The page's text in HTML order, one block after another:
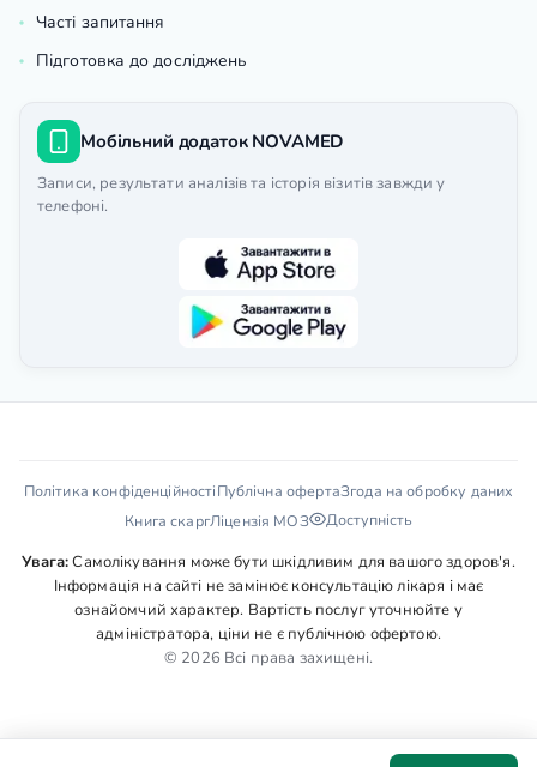
Часті запитання
Підготовка до досліджень
Мобільний додаток NOVAMED
Записи, результати аналізів та історія візитів завжди у
телефоні.
Політика конфіденційностіПублічна офертаЗгода на обробку даних
Книга скаргЛіцензія МОЗ Доступність
Увага:Самолікування може бути шкідливим для вашого здоров'я.
Інформація на сайті не замінює консультацію лікаря і має
ознайомчий характер. Вартість послуг уточнюйте у
адміністратора, ціни не є публічною офертою.
© 2026 Всі права захищені.